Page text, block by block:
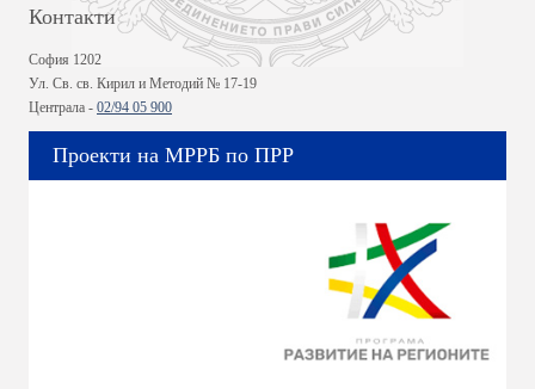
Контакти
София 1202
Ул. Св. св. Кирил и Методий № 17-19
Централа - 02/94 05 900
Проекти на МРРБ по ПРР